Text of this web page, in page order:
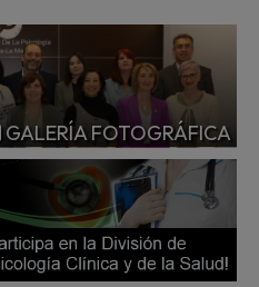
GALERÍA FOTOGRÁFICA